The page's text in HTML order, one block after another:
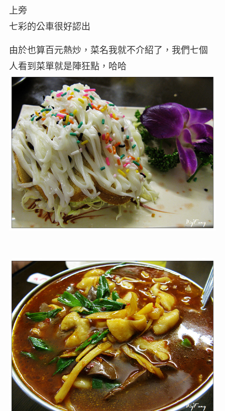
上旁
七彩的公車很好認出
由於也算百元熱炒，菜名我就不介紹了，我們七個
人看到菜單就是陣狂點，哈哈